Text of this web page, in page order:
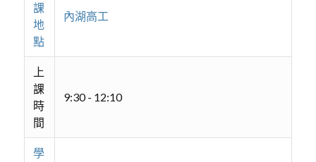
課
地
點
內湖高工
上
課
時
間
9:30 - 12:10
學